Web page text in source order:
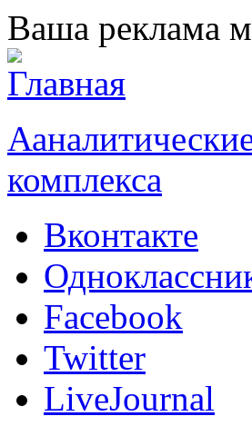
Перейти к основному содержанию
Ваша реклама
комплекса
Вконтакте
Facebook
Twitter
LiveJournal